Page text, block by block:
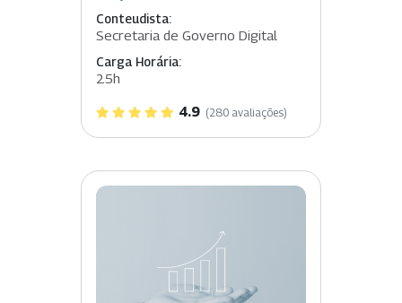
Conteudista:
Secretaria de Governo Digital
Carga Horária:
25h
4.9 (280 avaliações)